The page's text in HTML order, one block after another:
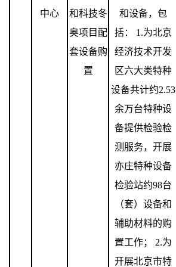
中心
和科技冬
奥项目配
套设备购
置
和设备，包
括： 1.为北京
经济技术开发
区六大类特种
设备共计约2.53
余万台特种设
备提供检验检
测服务，开展
亦庄特种设备
检验站约98台
（套）设备和
辅助材料的购
置工作； 2.为
开展北京市特